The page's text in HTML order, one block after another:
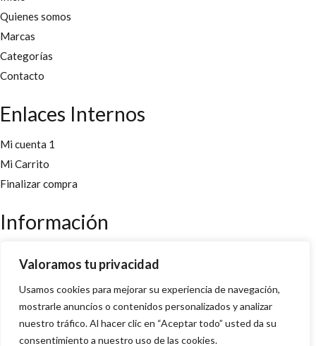
Valoramos tu privacidad
Usamos cookies para mejorar su experiencia de navegación,
mostrarle anuncios o contenidos personalizados y analizar
nuestro tráfico. Al hacer clic en “Aceptar todo” usted da su
consentimiento a nuestro uso de las cookies.
Quienes somos
Marcas
Categorías
Contacto
Enlaces Internos
Mi cuenta 1
Mi Carrito
Finalizar compra
Información
Políticas y cookies
Política de privacidad y condiciones
Copyright 2022 © Desarrollado porInnoweb Mediapara
Ervanaria Ayamonte. Todos los derechos reservados.